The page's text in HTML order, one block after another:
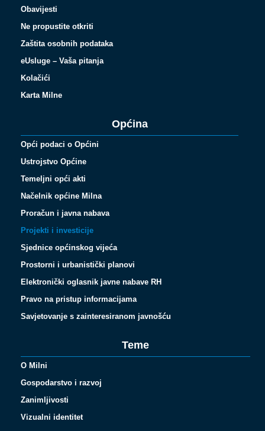
Obavijesti
Ne propustite otkriti
Zaštita osobnih podataka
eUsluge – Vaša pitanja
Kolačići
Karta Milne
Općina
Opći podaci o Općini
Ustrojstvo Općine
Temeljni opći akti
Načelnik općine Milna
Proračun i javna nabava
Projekti i investicije
Sjednice općinskog vijeća
Prostorni i urbanistički planovi
Elektronički oglasnik javne nabave RH
Pravo na pristup informacijama
Savjetovanje s zainteresiranom javnošću
Teme
O Milni
Gospodarstvo i razvoj
Zanimljivosti
Vizualni identitet